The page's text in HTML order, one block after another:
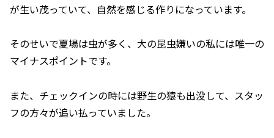
が生い茂っていて、自然を感じる作りになっています。
そのせいで夏場は虫が多く、大の昆虫嫌いの私には唯一の
マイナスポイントです。
また、チェックインの時には野生の猿も出没して、スタッ
フの方々が追い払っていました。